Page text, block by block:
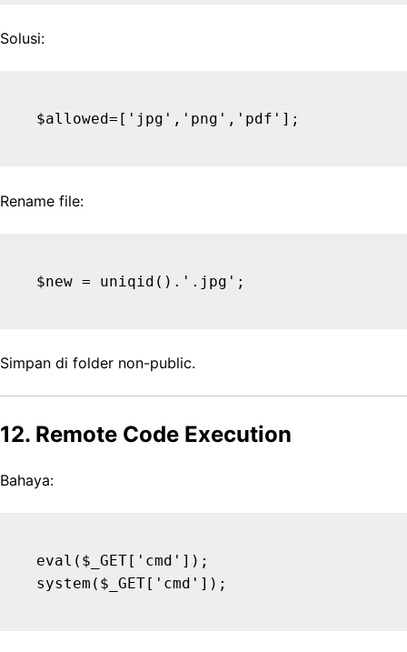
Solusi:
Rename file:
Simpan di folder non-public.
12. Remote Code Execution
Bahaya:
eval($_GET['cmd']);